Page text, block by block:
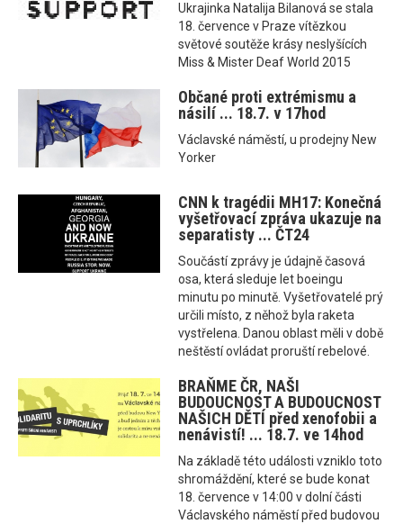
Ukrajinka Natalija Bilanová se stala
18. července v Praze vítězkou
světové soutěže krásy neslyšících
Miss & Mister Deaf World 2015
Občané proti extrémismu a
násilí ... 18.7. v 17hod
Václavské náměstí, u prodejny New
Yorker
CNN k tragédii MH17: Konečná
vyšetřovací zpráva ukazuje na
separatisty ... ČT24
Součástí zprávy je údajně časová
osa, která sleduje let boeingu
minutu po minutě. Vyšetřovatelé prý
určili místo, z něhož byla raketa
vystřelena. Danou oblast měli v době
neštěstí ovládat proruští rebelové.
BRAŇME ČR, NAŠI
BUDOUCNOST A BUDOUCNOST
NAŠICH DĚTÍ před xenofobii a
nenávistí! ... 18.7. ve 14hod
Na základě této události vzniklo toto
shromáždění, které se bude konat
18. července v 14:00 v dolní části
Václavského náměstí před budovou